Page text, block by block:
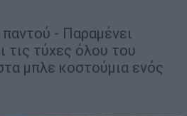
παντού - Παραμένει
τις τύχες όλου του
μπλε κοστούμια ενός